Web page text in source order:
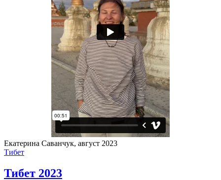
Екатерина Саванчук, август 2023
Тибет
Тибет 2023